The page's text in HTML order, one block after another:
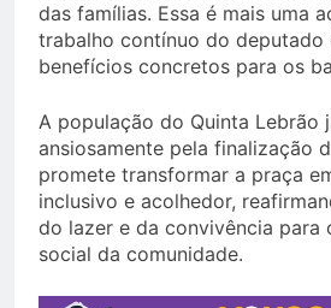
das famílias. Essa é mais uma
trabalho contínuo do deputado
benefícios concretos para os
A população do Quinta Lebrão
ansiosamente pela finalização
promete transformar a praça
inclusivo e acolhedor,
do lazer e da convivência para
social da comunidade.